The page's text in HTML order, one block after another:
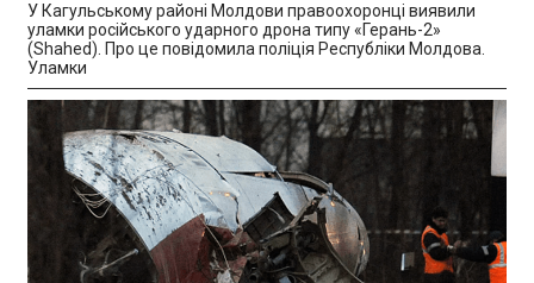
У Кагульському районі Молдови правоохоронці виявили
уламки російського ударного дрона типу «Герань-2»
(Shahed). Про це повідомила поліція Республіки Молдова.
Уламки